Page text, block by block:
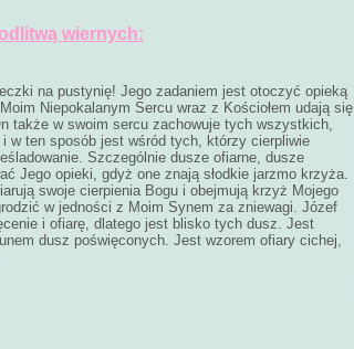
wiernych:
na pustynię! Jego zadaniem jest otoczyć opieką
Niepokalanym Sercu wraz z Kościołem udają się
także w swoim sercu zachowuje tych wszystkich,
w ten sposób jest wśród tych, którzy cierpliwie
Szczególnie dusze ofiarne, dusze
Jego opieki, gdyż one znają słodkie jarzmo krzyża.
swoje cierpienia Bogu i obejmują krzyż Mojego
w jedności z Moim Synem za zniewagi. Józef
i ofiarę, dlatego jest blisko tych dusz. Jest
dusz poświęconych. Jest wzorem ofiary cichej,